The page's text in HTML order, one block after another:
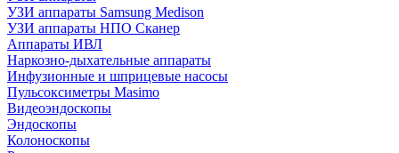
УЗИ аппараты Samsung Medison
УЗИ аппараты НПО Сканер
Аппараты ИВЛ
Наркозно-дыхательные аппараты
Инфузионные и шприцевые насосы
Пульсоксиметры Masimo
Видеоэндоскопы
Эндоскопы
Колоноскопы